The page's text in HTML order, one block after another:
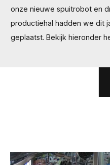
onze nieuwe spuitrobot en
productiehal hadden we dit
geplaatst. Bekijk hieronder